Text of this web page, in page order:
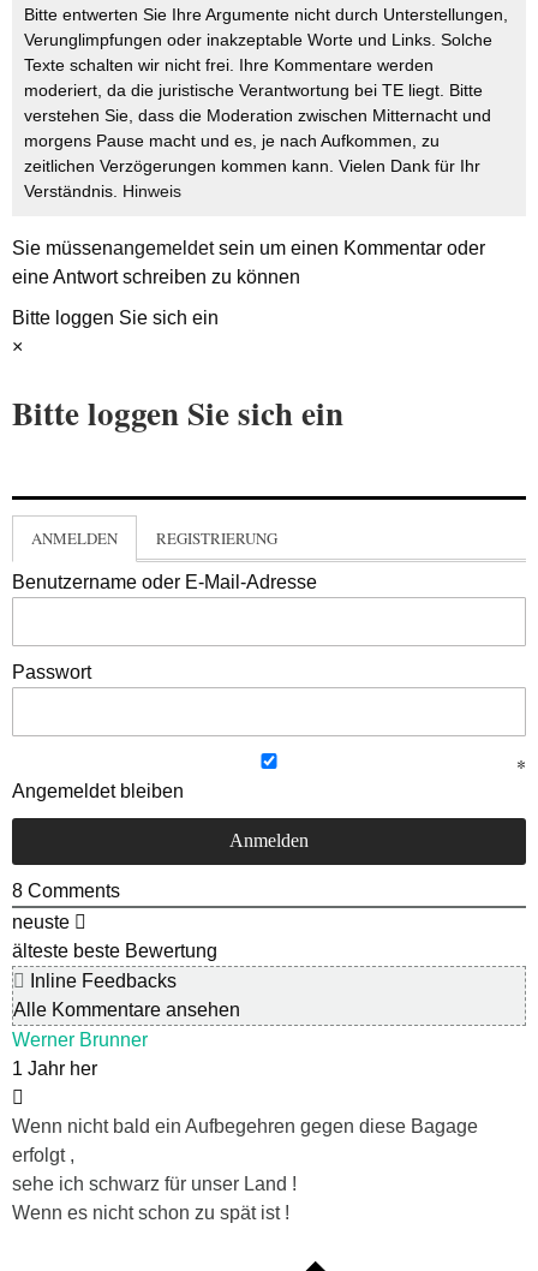
Bitte entwerten Sie Ihre Argumente nicht durch Unterstellungen,
Verunglimpfungen oder inakzeptable Worte und Links. Solche
Texte schalten wir nicht frei. Ihre Kommentare werden
moderiert, da die juristische Verantwortung bei TE liegt. Bitte
verstehen Sie, dass die Moderation zwischen Mitternacht und
morgens Pause macht und es, je nach Aufkommen, zu
zeitlichen Verzögerungen kommen kann. Vielen Dank für Ihr
Verständnis. Hinweis
Sie müssenangemeldetsein um einen Kommentar oder
eine Antwort schreiben zu können
Bitte loggen Sie sich ein
×
Bitte loggen Sie sich ein
ANMELDEN REGISTRIERUNG
Benutzername oder E-Mail-Adresse
Passwort
Angemeldet bleiben
8 Comments
neuste
älteste beste Bewertung
Inline Feedbacks
Alle Kommentare ansehen
Werner Brunner
1 Jahr her
Wenn nicht bald ein Aufbegehren gegen diese Bagage
erfolgt ,
sehe ich schwarz für unser Land !
Wenn es nicht schon zu spät ist !